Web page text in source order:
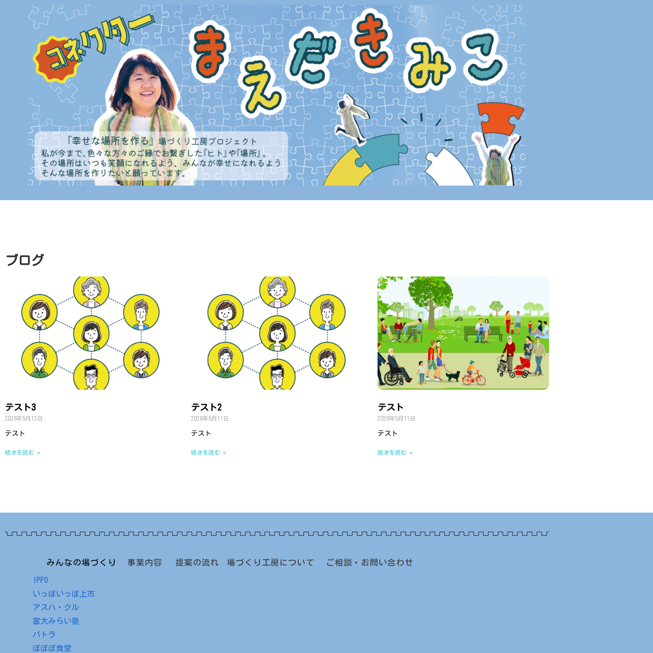
ブログ
テスト3
2026年5月12日
テスト
続きを読む »
テスト2
2026年5月11日
テスト
続きを読む »
テスト
2026年5月11日
テスト
続きを読む »
みんなの場づくり
IPPO
いっぽいっぽ上市
アスハ・クル
富大みらい塾
パトラ
ぽぽぽ食堂
事業内容 提案の流れ 場づくり工房について ご相談・お問い合わせ